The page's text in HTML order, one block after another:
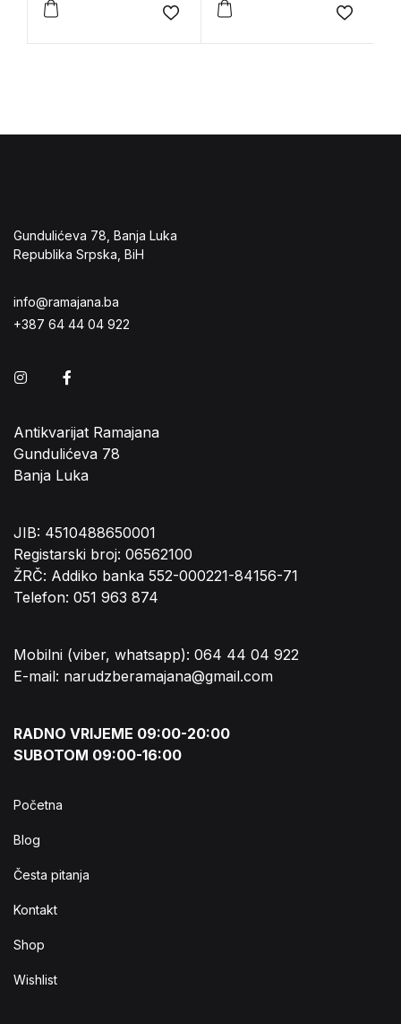
Add to wishlist Add to
Gundulićeva 78, Banja Luka
Republika Srpska, BiH
info@ramajana.ba
+387 64 44 04 922
Instagram
Antikvarijat Ramajana
Gundulićeva 78
Banja Luka
JIB: 4510488650001
Registarski broj: 06562100
ŽRČ: Addiko banka 552-000221-84156-71
Telefon: 051 963 874
Mobilni (viber, whatsapp): 064 44 04 922
E-mail: narudzberamajana@gmail.com
RADNO VRIJEME 09:00-20:00
SUBOTOM 09:00-16:00
Početna
Blog
Česta pitanja
Kontakt
Shop
Wishlist